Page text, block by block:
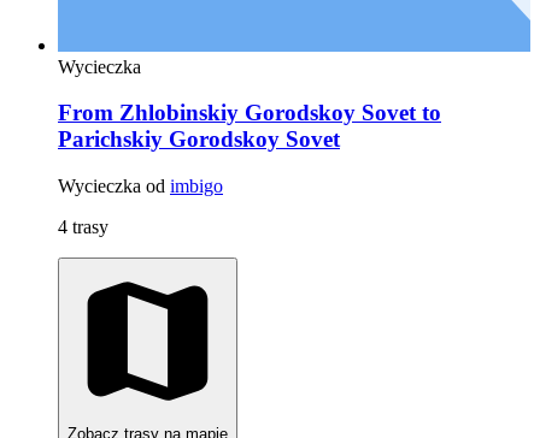
Wycieczka
From Zhlobinskiy Gorodskoy Sovet to
Parichskiy Gorodskoy Sovet
Wycieczka od imbigo
4 trasy
Zobacz trasy na mapie